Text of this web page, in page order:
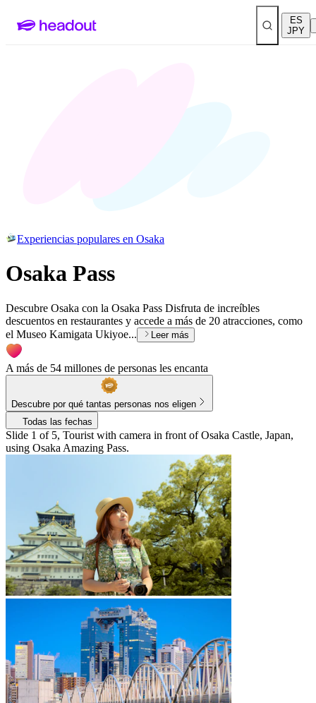
ES
JPY
Experiencias populares en Osaka
Osaka Pass
Descubre Osaka con la Osaka Pass Disfruta de increíbles
descuentos en restaurantes y accede a más de 20 atracciones, como
el Museo Kamigata Ukiyoe...
Leer más
A más de 54 millones de personas les encanta
Descubre por qué tantas personas nos eligen
Todas las fechas
Slide 1 of 5, Tourist with camera in front of Osaka Castle, Japan,
using Osaka Amazing Pass.